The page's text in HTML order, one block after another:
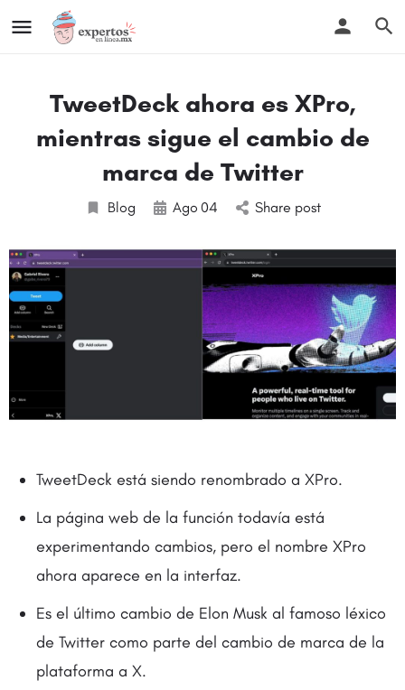
TweetDeck ahora es XPro,
mientras sigue el cambio de
marca de Twitter
Blog Ago 04 Share post
TweetDeck está siendo renombrado a XPro.
La página web de la función todavía está
experimentando cambios, pero el nombre XPro
ahora aparece en la interfaz.
Es el último cambio de Elon Musk al famoso léxico
de Twitter como parte del cambio de marca de la
plataforma a X.